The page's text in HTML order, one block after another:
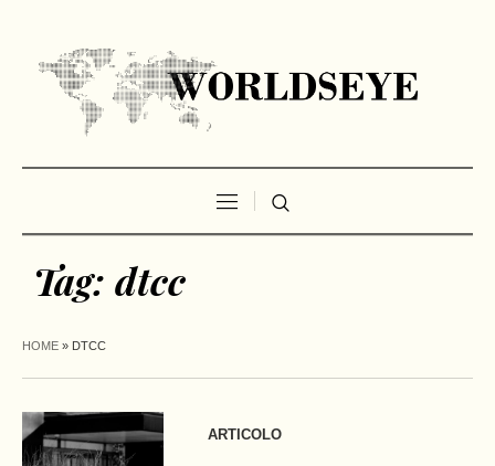
Tag: dtcc
HOME » DTCC
ARTICOLO